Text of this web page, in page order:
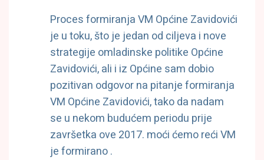
Proces formiranja VM Općine Zavidovići
je u toku, što je jedan od ciljeva i nove
strategije omladinske politike Općine
Zavidovići, ali i iz Općine sam dobio
pozitivan odgovor na pitanje formiranja
VM Općine Zavidovići, tako da nadam
se u nekom budućem periodu prije
završetka ove 2017. moći ćemo reći VM
je formirano .